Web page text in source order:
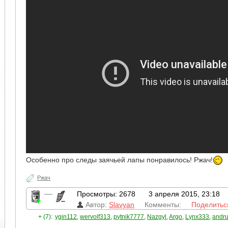
Особенно про следы заячьей лапы понравилось! Ржач!
Ржач
— Просмотры: 2678
3 апреля 2015, 23:18
Автор: Slavyan Комменты:
+ (7): ygin112,wervolf313,pytnik7777, Nazgyl ,Argo, Lynx333,